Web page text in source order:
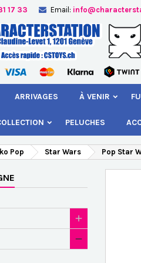
17 33 Email:
ARRIVAGES À VENIR
PELUCHES
Pop Star Wars Pop Star